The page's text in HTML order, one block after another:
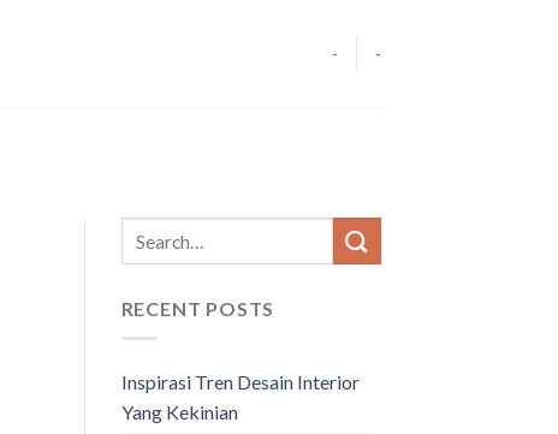
- -
RECENT POSTS
Inspirasi Tren Desain Interior
Yang Kekinian